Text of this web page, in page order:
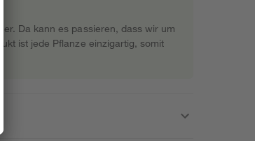
Da kann es passieren, dass wir um
ist jede Pflanze einzigartig, somit